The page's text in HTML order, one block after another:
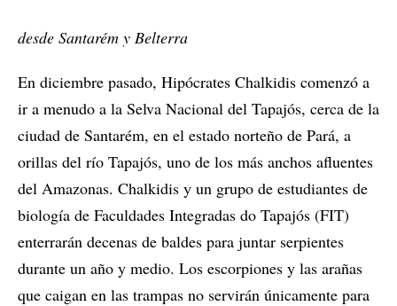
desde Santarém y Belterra
En diciembre pasado, Hipócrates Chalkidis comenzó a
ir a menudo a la Selva Nacional del Tapajós, cerca de la
ciudad de Santarém, en el estado norteño de Pará, a
orillas del río Tapajós, uno de los más anchos afluentes
del Amazonas. Chalkidis y un grupo de estudiantes de
biología de Faculdades Integradas do Tapajós (FIT)
enterrarán decenas de baldes para juntar serpientes
durante un año y medio. Los escorpiones y las arañas
que caigan en las trampas no servirán únicamente para